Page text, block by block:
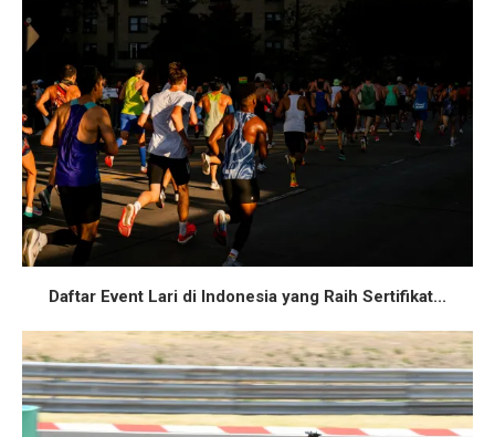
Daftar Event Lari di Indonesia yang Raih Sertifikat...